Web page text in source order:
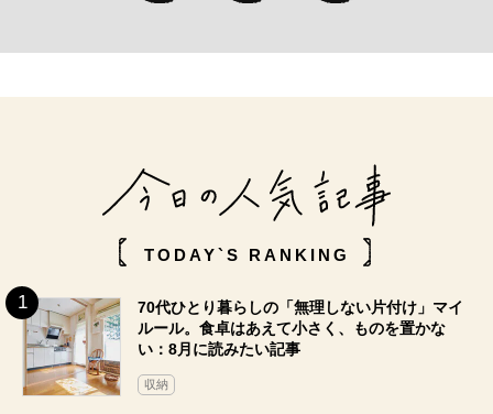
TODAY`S RANKING
70代ひとり暮らしの「無理しない片付け」マイ
ルール。食卓はあえて小さく、ものを置かな
い：8月に読みたい記事
収納